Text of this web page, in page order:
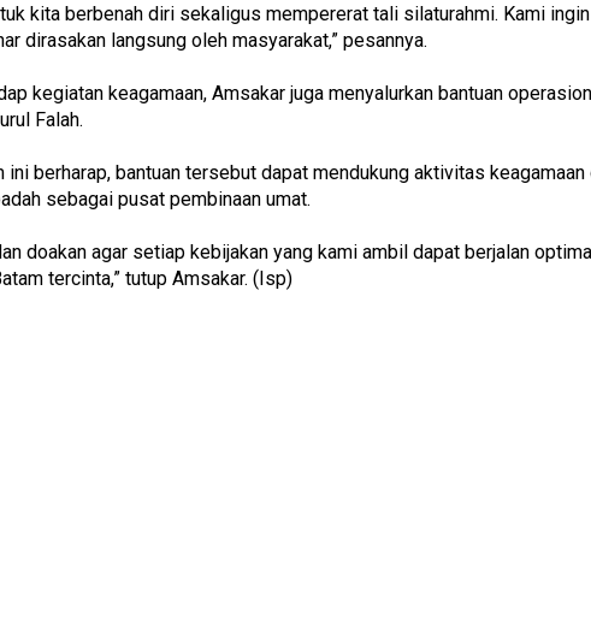
kita berbenah diri sekaligus mempererat tali silaturahmi. Kami ingin
dirasakan langsung oleh masyarakat,” pesannya.
kegiatan keagamaan, Amsakar juga menyalurkan bantuan
Falah.
ini berharap, bantuan tersebut dapat mendukung aktivitas keagamaan
sebagai pusat pembinaan umat.
doakan agar setiap kebijakan yang kami ambil dapat berjalan
tercinta,” tutup Amsakar. (Isp)